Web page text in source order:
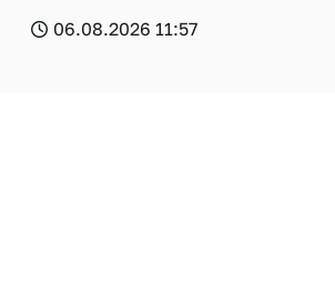
06.08.2026 11:57